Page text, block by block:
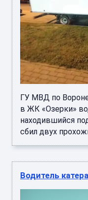
ГУ МВД по
в ЖК «Озерки»
находившийся
сбил двух
Водитель